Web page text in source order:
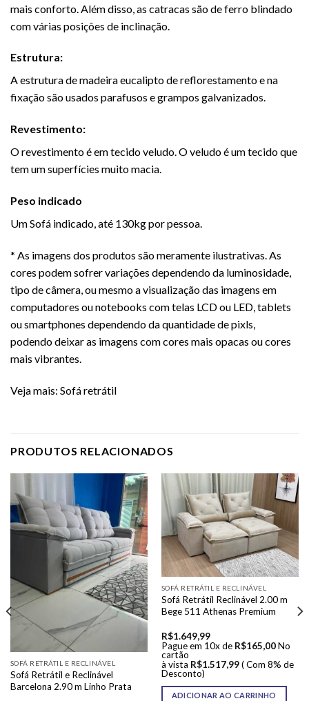
mais conforto. Além disso, as catracas são de ferro blindado
com várias posições de inclinação.
Estrutura:
A estrutura de madeira eucalipto de reflorestamento e na
fixação são usados parafusos e grampos galvanizados.
Revestimento:
O revestimento é em tecido veludo. O veludo é um tecido que
tem um superfícies muito macia.
Peso indicado
UmSofá indicado, até 130kg por pessoa.
* As imagens dos produtos são meramente ilustrativas. As
cores podem sofrer variações dependendo da luminosidade,
tipo de câmera, ou mesmo a visualização das imagens em
computadores ou notebooks com telas LCD ou LED, tablets
ou smartphones dependendo da quantidade de pixls,
podendo deixar as imagens com cores mais opacas ou cores
mais vibrantes.
Veja mais: Sofá retrátil
PRODUTOS RELACIONADOS
SOFÁ RETRÁTIL E RECLINÁVEL
Sofá Retrátil e Reclinável
Barcelona 2.90 m Linho Prata
SOFÁ RETRÁTIL E RECLINÁVEL
Sofá Retrátil Reclinável 2.00 m
Bege 511 Athenas Premium
R$1.649,99
Pague em 10x de R$165,00 No
cartão
à vista R$1.517,99 ( Com 8% de
Desconto)
ADICIONAR AO CARRINHO